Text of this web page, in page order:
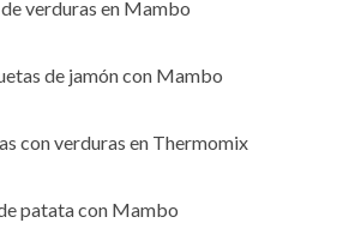
verduras en Mambo
de jamón con Mambo
con verduras en Thermomix
patata con Mambo